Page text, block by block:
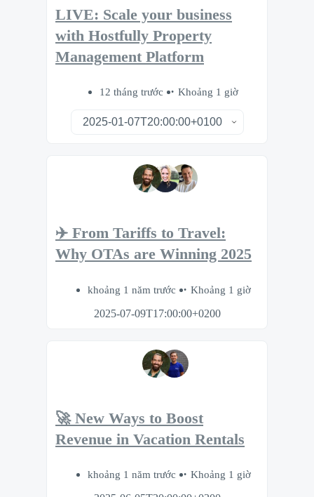
LIVE: Scale your business
with Hostfully Property
Management Platform
12 tháng trước Khoảng 1 giờ
✈️ From Tariffs to Travel:
Why OTAs are Winning 2025
khoảng 1 năm trước
Khoảng 1 giờ
2025-07-09T17:00:00+0200
🚀 New Ways to Boost
Revenue in Vacation Rentals
khoảng 1 năm trước
Khoảng 1 giờ